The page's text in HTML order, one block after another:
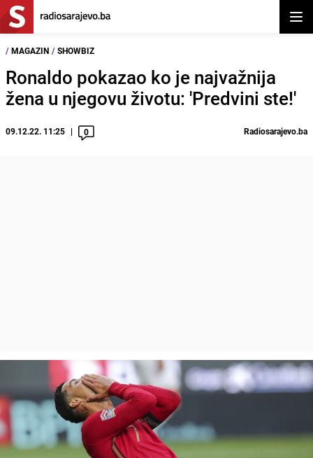
/ MAGAZIN / SHOWBIZ
Ronaldo pokazao ko je najvažnija
žena u njegovu životu: 'Predvini ste!'
09.12.22. 11:25 0 Radiosarajevo.ba